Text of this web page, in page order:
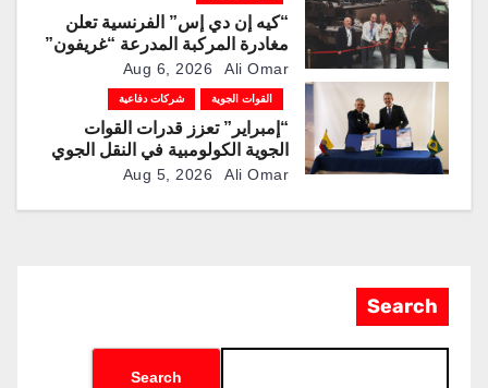
“كيه إن دي إس” الفرنسية تعلن
مغادرة المركبة المدرعة “غريفون”
رقم 1000 لخط الإنتاج
Aug 6, 2026 Ali Omar
القوات الجوية شركات دفاعية
“إمبراير” تعزز قدرات القوات
الجوية الكولومبية في النقل الجوي
والتزوّد بالوقود جوًا من خلال
ميلينيوم”
Aug 5, 2026 Ali Omar
Search
Search